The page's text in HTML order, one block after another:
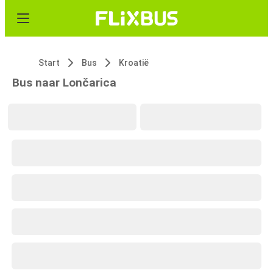
Start Bus Kroatië
Bus naar Lončarica